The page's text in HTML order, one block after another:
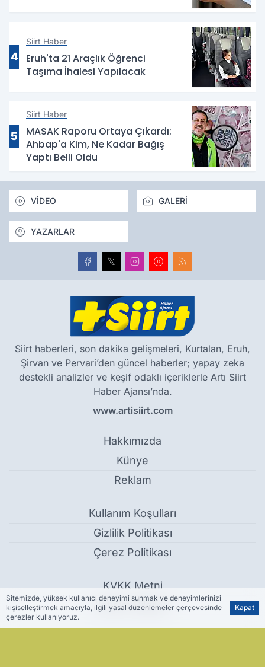
4
Siirt Haber
Eruh'ta 21 Araçlık Öğrenci
Taşıma İhalesi Yapılacak
5
Siirt Haber
MASAK Raporu Ortaya Çıkardı:
Ahbap'a Kim, Ne Kadar Bağış
Yaptı Belli Oldu
VİDEO GALERİ
YAZARLAR
Siirt haberleri, son dakika gelişmeleri, Kurtalan, Eruh,
Şirvan ve Pervari’den güncel haberler; yapay zeka
destekli analizler ve keşif odaklı içeriklerle Artı Siirt
Haber Ajansı’nda.
www.artisiirt.com
Hakkımızda
Künye
Reklam
Kullanım Koşulları
Gizlilik Politikası
Çerez Politikası
KVKK Metni
İletişim Bilgileri
Sitemizde, yüksek kullanıcı deneyimi sunmak ve deneyimlerinizi
kişiselleştirmek amacıyla, ilgili yasal düzenlemeler çerçevesinde
çerezler kullanıyoruz.
Kapat